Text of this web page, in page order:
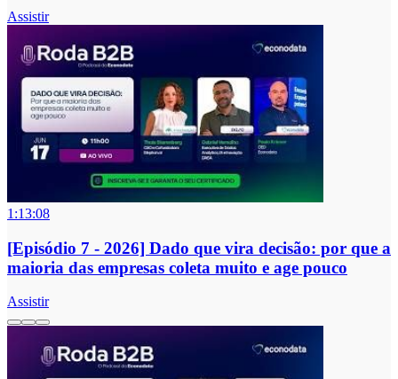
Assistir
1:13:08
[Episódio 7 - 2026] Dado que vira decisão: por que a
maioria das empresas coleta muito e age pouco
Assistir